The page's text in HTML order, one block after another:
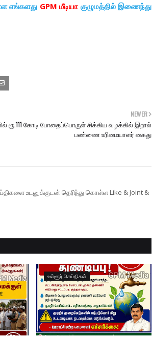
எங்களது GPM மீடியா குழுமத்தில் இணைந்து
NEWER
ரூ.111 கோடி போதைப்பொருள் சிக்கிய வழக்கில் இறால்
பண்ணை உரிமையாளர் கைது
உடனுக்குடன் தெரிந்து கொள்ள Like & Joint &
உள்ளூர் செய்திகள்